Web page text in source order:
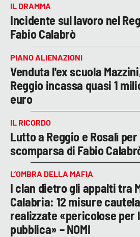
IL DRAMMA
Incidente sul lavoro nel
Fabio Calabrò
PIANO ALIENAZIONI
Venduta l'ex scuola
Reggio incassa quasi 1
euro
IL RICORDO
Lutto a Reggio e Rosalì
scomparsa di Fabio
L’OMBRA DELLA MAFIA
I clan dietro gli appalti tra
Calabria: 12 misure
realizzate «pericolose per
pubblica» – NOMI